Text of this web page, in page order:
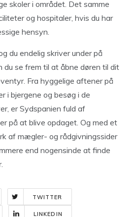
skoler i området. Det samme
og hospitaler, hvis du har
hensyn.
du endelig skriver under på
du se frem til at åbne døren til dit
Fra hyggelige aftener på
i bjergene og besøg i de
er Sydspanien fuld af
på at blive opdaget. Og med et
af mægler- og rådgivningssider
end nogensinde at finde
TWITTER
LINKEDIN